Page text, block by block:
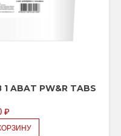
PW&R TABS
₽